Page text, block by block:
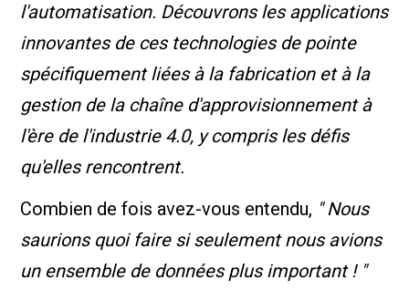
l'automatisation. Découvrons les applications
innovantes de ces technologies de pointe
spécifiquement liées à la fabrication et à la
gestion de la chaîne d'approvisionnement à
l'ère de l'industrie 4.0, y compris les défis
qu'elles rencontrent.
Combien de fois avez-vous entendu, " Nous
saurions quoi faire si seulement nous avions
un ensemble de données plus important ! "